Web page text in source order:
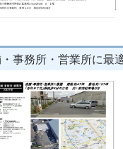
・事務所・営業所に最